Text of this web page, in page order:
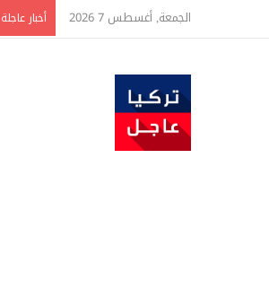
الجمعة, أغسطس 7 2026 أخبار عاجلة